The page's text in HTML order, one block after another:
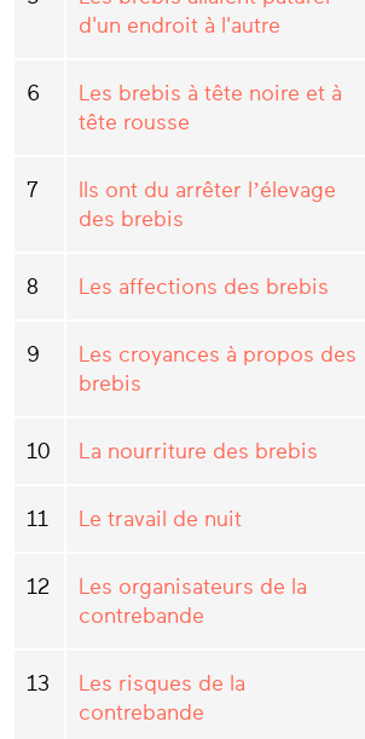
d'un endroit à l'autre
6
Les brebis à tête noire et à
tête rousse
7
Ils ont du arrêter l’élevage
des brebis
8 Les affections des brebis
9
Les croyances à propos des
brebis
10 La nourriture des brebis
11 Le travail de nuit
12
Les organisateurs de la
contrebande
13
Les risques de la
contrebande